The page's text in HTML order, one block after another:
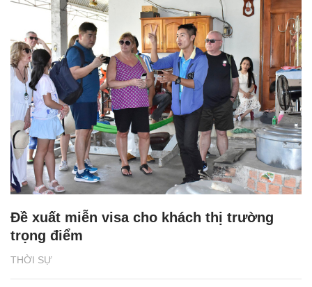
THỜI SỰ
Đề xuất miễn visa cho khách thị trường
trọng điểm